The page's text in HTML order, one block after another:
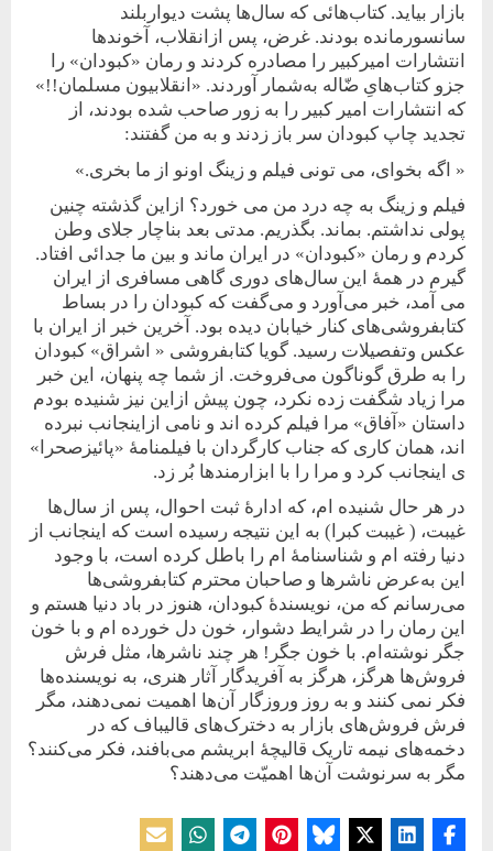
بازار بیاید. کتاب‌هائی که سال‌ها پشت دیواربلند
سانسورمانده بودند. غرض، پس ازانقلاب، آخوندها
انتشارات امیرکبیر را مصادره کردند و رمان «کبودان» را
جزو کتاب‌هایِ ضّاله به‌شمار آوردند. «انقلابیون مسلمان!!»
که انتشارات امیر کبیر را به زور صاحب شده بودند، از
تجدید چاپ کبودان سر باز زدند و به من گفتند:
« اگه بخوای، می تونی فیلم و زینگ اونو از ما بخری.»
فیلم و زینگ به چه درد من می خورد؟ ازاین گذشته چنین
پولی نداشتم. بماند. بگذریم. مدتی بعد بناچار جلای وطن
کردم و رمان «کبودان» در ایران ماند و بین ما جدائی افتاد.
گیرم در همۀ این سال‌های دوری گاهی مسافری از ایران
می آمد، خبر می‌آورد و می‌گفت که کبودان را در بساط
کتابفروشی‌های کنار خیابان دیده بود. آخرین خبر از ایران با
عکس وتفصیلات رسید. گویا کتابفروشی « اشراق» کبودان
را به طرق گوناگون می‌فروخت. از شما چه پنهان، این خبر
مرا زیاد شگفت زده نکرد، چون پیش ازاین نیز شنیده بودم
داستان «آفاق» مرا فیلم کرده اند و نامی ازاینجانب نبرده
اند، همان کاری که جناب کارگردان با فیلمنامۀ «پائیزصحرا»
ی اینجانب کرد و مرا را با ابزارمندها بُر زد.
در هر حال شنیده ام، که ادارۀ ثبت احوال، پس از سال‌ها
غیبت، ( غیبت کبرا) به این نتیجه رسیده است که اینجانب از
دنیا رفته ام و شناسنامۀ ام را باطل کرده است، با وجود
این به‌عرض ناشرها و صاحبان محترم کتابفروشی‌ها
می‌رسانم که من، نویسندۀ کبودان، هنوز در باد دنیا هستم و
این رمان را در شرایط دشوار، خون دل خورده ام و با خون
جگر نوشته‌ام. با خون جگر! هر چند ناشرها، مثل فرش
فروش‌ها هرگز، هرگز به آفریدگار آثار هنری، به نویسنده‌ها
فکر نمی کنند و به روز وروزگار آن‌ها اهمیت نمی‌دهند، مگر
فرش فروش‌های بازار به دخترک‌های قالیباف که در
دخمه‌های نیمه تاریک قالیچۀ ابریشم می‌بافند، فکر می‌کنند؟
مگر به سرنوشت آن‌ها اهمیّت می‌دهند؟